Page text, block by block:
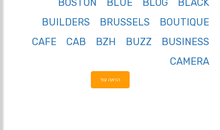
BLACK
BLOG
BLUE
BOSTON
BOUTIQUE
BRUSSELS
BUILDERS
BUSINESS
BUZZ
BZH
CAB
CAFE
CAMERA
הראה עוד